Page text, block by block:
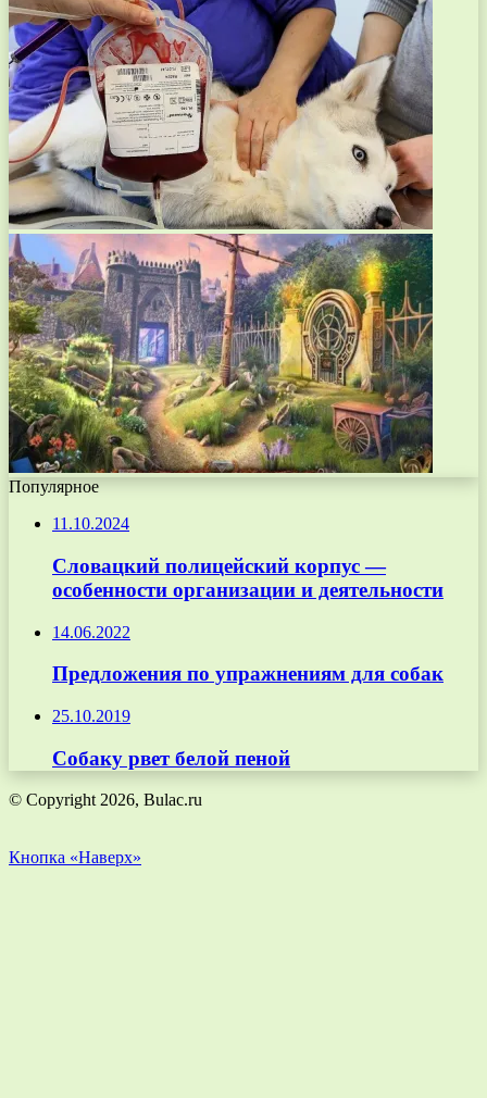
Популярное
11.10.2024
Словацкий полицейский корпус —
особенности организации и деятельности
14.06.2022
Предложения по упражнениям для собак
25.10.2019
Собаку рвет белой пеной
© Copyright 2026, Bulac.ru
Кнопка «Наверх»